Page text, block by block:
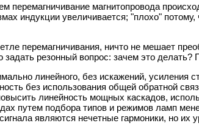
перемагничивание магнитопровода
индукции увеличивается; "плохо"
перемагничивания, ничто не мешает
резонный вопрос: зачем это делать?
линейного, без искажений, усиления
без использования общей обратной
линейность мощных каскадов,
путем подбора типов и режимов ламп
являются нечетные гармоники, но